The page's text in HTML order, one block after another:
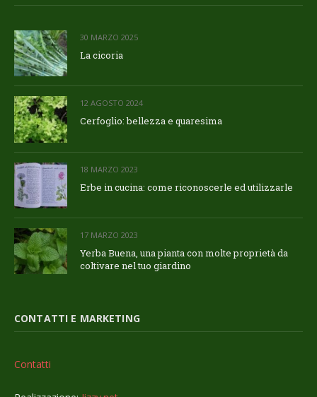
30 MARZO 2025
La cicoria
12 AGOSTO 2024
Cerfoglio: bellezza e quaresima
18 MARZO 2023
Erbe in cucina: come riconoscerle ed utilizzarle
17 MARZO 2023
Yerba Buena, una pianta con molte proprietà da
coltivare nel tuo giardino
CONTATTI E MARKETING
Contatti